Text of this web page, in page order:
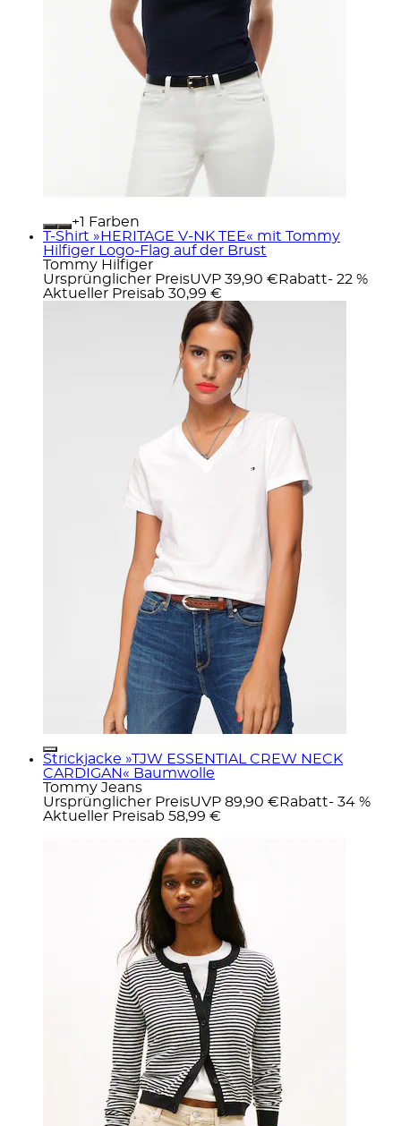
+
Farben
T-Shirt »HERITAGE V-NK TEE« mit Tommy
Hilfiger Logo-Flag auf der Brust
Tommy Hilfiger
Ursprünglicher PreisUVP 39,90 € Rabatt- 22 %
Aktueller Preisab 30,99 €
Strickjacke »TJW ESSENTIAL CREW NECK
CARDIGAN« Baumwolle
Tommy Jeans
Ursprünglicher PreisUVP 89,90 € Rabatt- 34 %
Aktueller Preisab 58,99 €